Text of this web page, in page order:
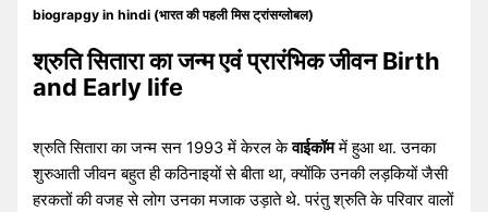
biograpgy in hindi (भारत की पहली मिस ट्रांसग्लोबल)
श्रुति सितारा का जन्म एवं प्रारंभिक जीवन Birth
and Early life
श्रुति सितारा का जन्म सन 1993 में केरल केवाईकॉममें हुआ था. उनका
शुरुआती जीवन बहुत ही कठिनाइयों से बीता था, क्योंकि उनकी लड़कियों जैसी
हरकतों की वजह से लोग उनका मजाक उड़ाते थे. परंतु श्रुति के परिवार वालों